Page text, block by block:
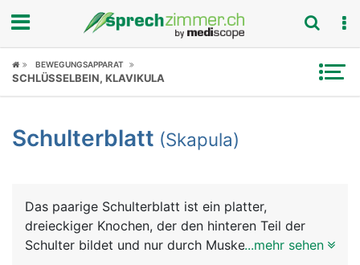
Fokus
Symptome
News
BEWEGUNGSAPPARAT
SCHLÜSSELBEIN, KLAVIKULA
Schulterblatt (Skapula)
Das paarige Schulterblatt ist ein platter,
dreieckiger Knochen, der den hinteren Teil der
Schulter bildet und nur durch Muskeln mit der
...mehr sehen